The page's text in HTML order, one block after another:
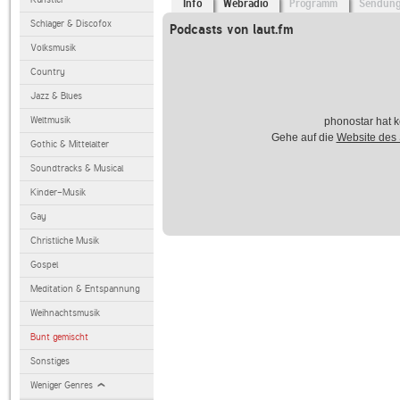
Schlager & Discofox
Volksmusik
Country
Jazz & Blues
Weltmusik
Gothic & Mittelalter
Soundtracks & Musical
Kinder-Musik
Gay
Christliche Musik
Gospel
Meditation & Entspannung
Weihnachtsmusik
Bunt gemischt
Sonstiges
Weniger Genres
Info Webradio Programm
Podcasts von laut.fm
phonostar hat
Gehe auf die Website des